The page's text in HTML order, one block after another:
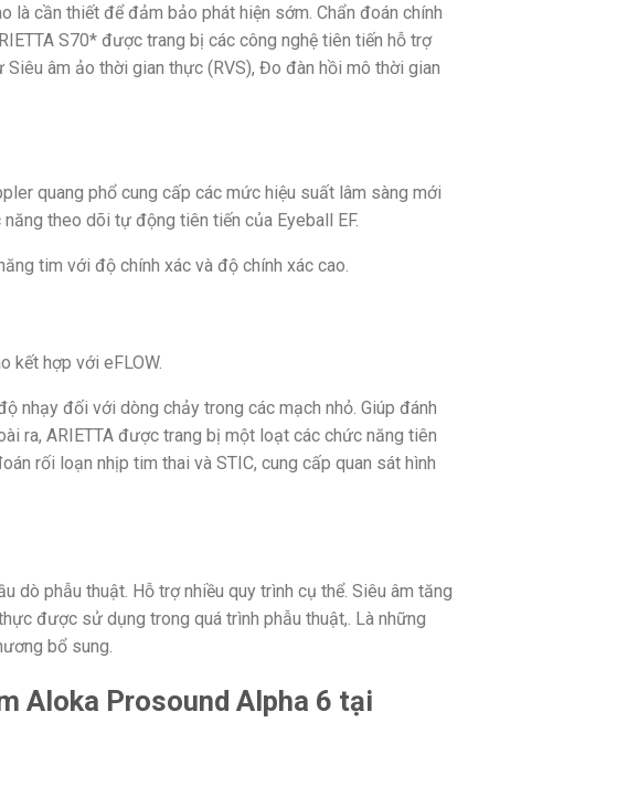
là cần thiết để đảm bảo phát hiện sớm. Chẩn đoán chính
S70* được trang bị các công nghệ tiên tiến hỗ trợ
Siêu âm ảo thời gian thực (RVS), Đo đàn hồi mô thời gian
quang phổ cung cấp các mức hiệu suất lâm sàng mới
theo dõi tự động tiên tiến của Eyeball EF.
tim với độ chính xác và độ chính xác cao.
kết hợp với eFLOW.
nhạy đối với dòng chảy trong các mạch nhỏ. Giúp đánh
ra, ARIETTA được trang bị một loạt các chức năng tiên
rối loạn nhịp tim thai và STIC, cung cấp quan sát hình
dò phẫu thuật. Hỗ trợ nhiều quy trình cụ thể. Siêu âm tăng
được sử dụng trong quá trình phẫu thuật,. Là những
bổ sung.
Aloka Prosound Alpha 6 tại